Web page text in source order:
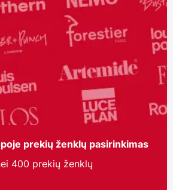
prekių ženklų pasirinkimas
400 prekių ženklų